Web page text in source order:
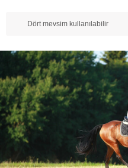
Dört mevsim kullanılabilir